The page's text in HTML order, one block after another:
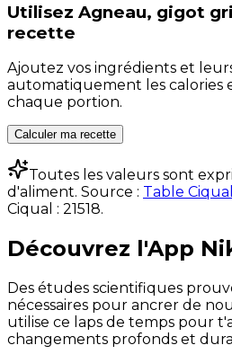
Utilisez Agneau, gigot
recette
Ajoutez vos ingrédients et
automatiquement les calories
chaque portion.
Calculer ma recette
Toutes les valeurs sont
d'aliment. Source : Table
Ciqual : 21518.
Découvrez l'App
Des études scientifiques
nécessaires pour ancrer de
utilise ce laps de temps pour
changements profonds et